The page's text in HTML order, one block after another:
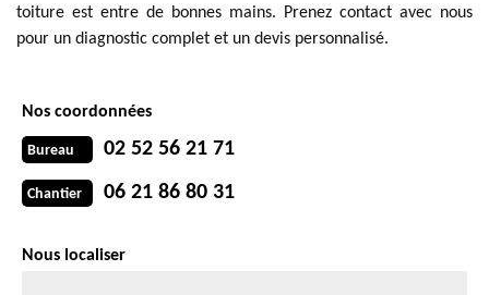
toiture est entre de bonnes mains. Prenez contact avec nous
pour un diagnostic complet et un devis personnalisé.
Nos coordonnées
Bureau 02 52 56 21 71
Chantier 06 21 86 80 31
Nous localiser